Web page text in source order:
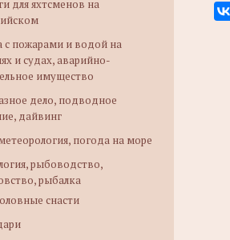
для яхтсменов на
с пожарами и водой на
и судах, аварийно-
имущество
дело, подводное
дайвинг
погода на море
рыбоводство,
рыбалка
снасти